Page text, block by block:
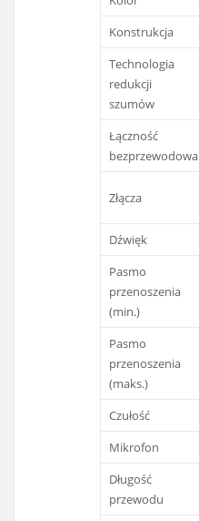
Konstrukcja
Technologia
redukcji
szumów
Łączność
bezprzewodowa
Złącza
Dźwięk
Pasmo
przenoszenia
(min.)
Pasmo
przenoszenia
(maks.)
Czułość
Mikrofon
Długość
przewodu